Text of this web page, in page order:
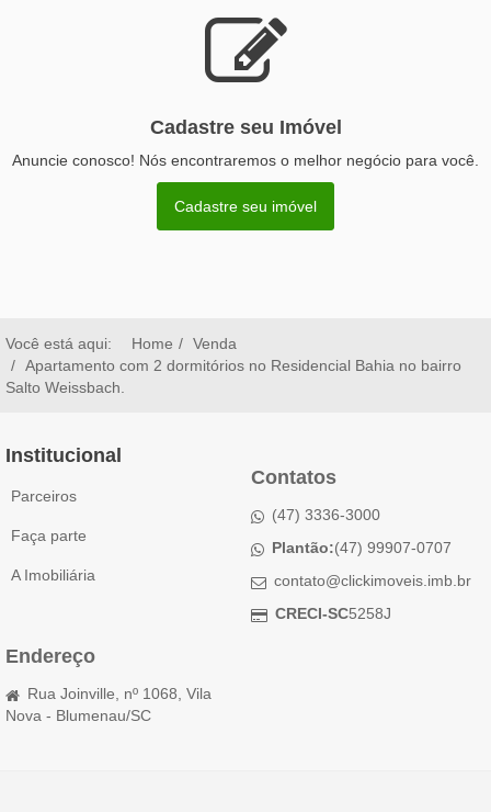
Cadastre seu Imóvel
Anuncie conosco! Nós encontraremos o melhor negócio para você.
Cadastre seu imóvel
Você está aqui: Home
Venda
Apartamento com 2 dormitórios no Residencial Bahia no bairro
Salto Weissbach.
Institucional
Parceiros
Faça parte
A Imobiliária
Contatos
(47) 3336-3000
Plantão:(47) 99907-0707
contato@clickimoveis.imb.br
CRECI-SC5258J
Endereço
Rua Joinville, nº 1068, Vila
Nova - Blumenau/SC